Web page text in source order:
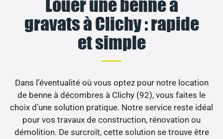
Louer une benne à
gravats à Clichy : rapide
et simple
Dans l’éventualité où vous optez pour notre location
de benne à décombres à Clichy (92), vous faites le
choix d’une solution pratique. Notre service reste idéal
pour vos travaux de construction, rénovation ou
démolition. De surcroît, cette solution se trouve être